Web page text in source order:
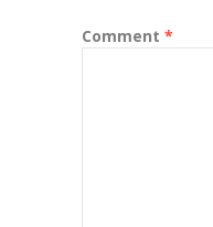
Comment *